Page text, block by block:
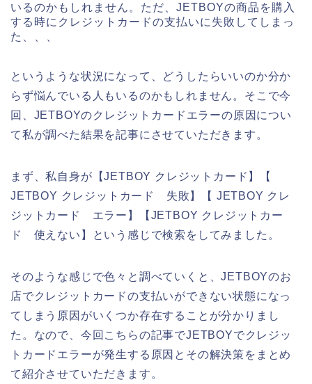
いるのかもしれません。ただ、JETBOYの商品を購入
する時にクレジットカードの支払いに失敗してしまっ
た、、、
というような状況になって、どうしたらいいのか分か
らず悩んでいる人もいるのかもしれません。そこで今
回、JETBOYのクレジットカードエラーの原因につい
て私が調べた結果を記事にさせていただきます。
まず、私自身が【JETBOY クレジットカード】【
JETBOY クレジットカード 失敗】【 JETBOY クレ
ジットカード エラー】【JETBOY クレジットカー
ド 使えない】という感じで検索をしてみました。
そのような感じで色々と調べていくと、JETBOYのお
店でクレジットカードの支払いができない状態になっ
てしまう原因がいくつか存在することが分かりまし
た。なので、今回こちらの記事でJETBOYでクレジッ
トカードエラーが発生する原因とその解決策をまとめ
て紹介させていただきます。